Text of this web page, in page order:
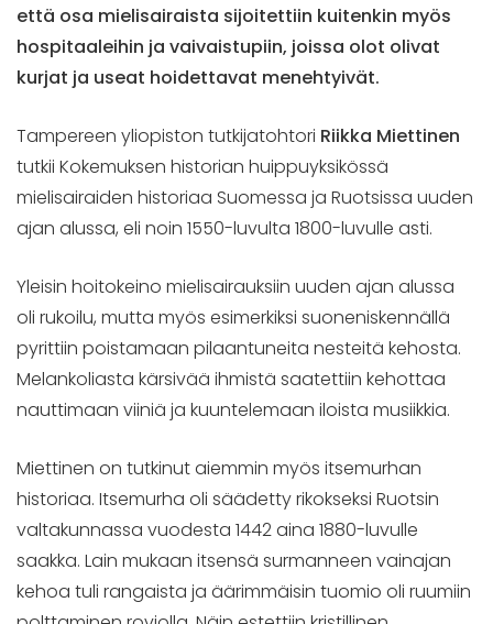
että osa mielisairaista sijoitettiin kuitenkin myös
hospitaaleihin ja vaivaistupiin, joissa olot olivat
kurjat ja useat hoidettavat menehtyivät.
Tampereen yliopiston tutkijatohtori Riikka Miettinen
tutkii Kokemuksen historian huippuyksikössä
mielisairaiden historiaa Suomessa ja Ruotsissa uuden
ajan alussa, eli noin 1550-luvulta 1800-luvulle asti.
Yleisin hoitokeino mielisairauksiin uuden ajan alussa
oli rukoilu, mutta myös esimerkiksi suoneniskennällä
pyrittiin poistamaan pilaantuneita nesteitä kehosta.
Melankoliasta kärsivää ihmistä saatettiin kehottaa
nauttimaan viiniä ja kuuntelemaan iloista musiikkia.
Miettinen on tutkinut aiemmin myös itsemurhan
historiaa. Itsemurha oli säädetty rikokseksi Ruotsin
valtakunnassa vuodesta 1442 aina 1880-luvulle
saakka. Lain mukaan itsensä surmanneen vainajan
kehoa tuli rangaista ja äärimmäisin tuomio oli ruumiin